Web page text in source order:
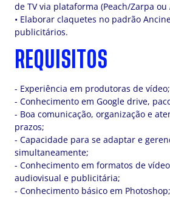
de TV via plataforma (Peach/Zarpa ou
• Elaborar claquetes no padrão
publicitários.
REQUISITOS
- Experiência em produtoras de vídeo;
- Conhecimento em Google drive,
- Boa comunicação, organização e
prazos;
- Capacidade para se adaptar e
simultaneamente;
- Conhecimento em formatos de
audiovisual e publicitária;
- Conhecimento básico em Photoshop;